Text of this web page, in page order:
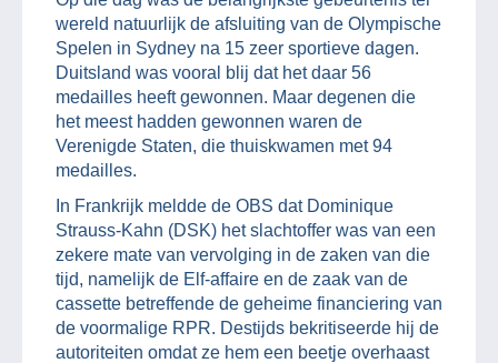
wereld natuurlijk de afsluiting van de Olympische
Spelen in Sydney na 15 zeer sportieve dagen.
Duitsland was vooral blij dat het daar 56
medailles heeft gewonnen. Maar degenen die
het meest hadden gewonnen waren de
Verenigde Staten, die thuiskwamen met 94
medailles.
In Frankrijk meldde de OBS dat Dominique
Strauss-Kahn (DSK) het slachtoffer was van een
zekere mate van vervolging in de zaken van die
tijd, namelijk de Elf-affaire en de zaak van de
cassette betreffende de geheime financiering van
de voormalige RPR. Destijds bekritiseerde hij de
autoriteiten omdat ze hem een beetje overhaast